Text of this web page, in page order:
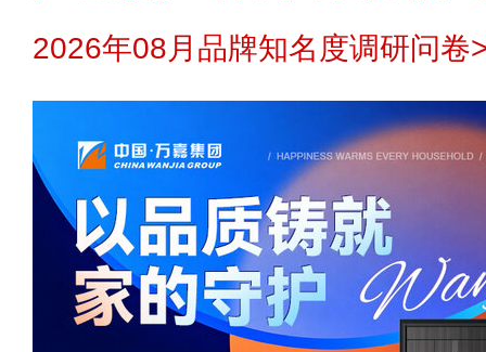
2026年08月品牌知名度调研问卷